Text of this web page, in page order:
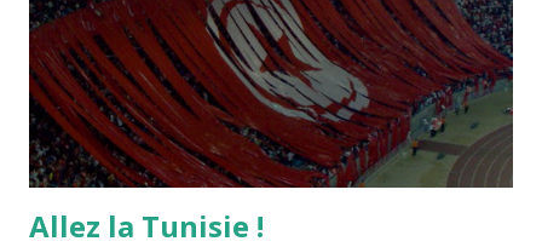
Allez la Tunisie !